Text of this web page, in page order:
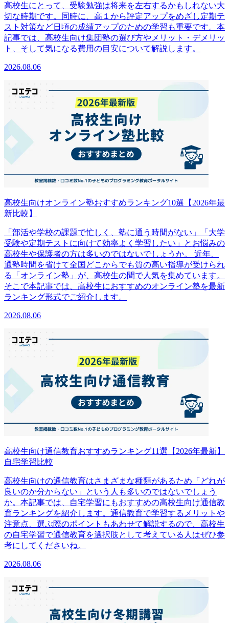
高校生にとって、受験勉強は将来を左右するかもしれない大
切な時期です。同時に、高１から評定アップをめざし定期テ
スト対策など日頃の成績アップのための学習も重要です。本
記事では、高校生向け集団塾の選び方やメリット・デメリッ
ト、そして気になる費用の目安について解説します。
2026.08.06
高校生向けオンライン塾おすすめランキング10選【2026年最
新比較】
「部活や学校の課題で忙しく、塾に通う時間がない」「大学
受験や定期テストに向けて効率よく学習したい」とお悩みの
高校生や保護者の方は多いのではないでしょうか。 近年、
通塾時間を省けて全国どこからでも質の高い指導が受けられ
る「オンライン塾」が、高校生の間で人気を集めています。
そこで本記事では、高校生におすすめのオンライン塾を最新
ランキング形式でご紹介します。
2026.08.06
高校生向け通信教育おすすめランキング11選【2026年最新】
自宅学習比較
高校生向けの通信教育はさまざまな種類があるため「どれが
良いのか分からない」という人も多いのではないでしょう
か。本記事では、自宅学習にもおすすめの高校生向け通信教
育ランキングを紹介します。通信教育で学習するメリットや
注意点、選ぶ際のポイントもあわせて解説するので、高校生
の自宅学習で通信教育を選択肢として考えている人はぜひ参
考にしてくださいね。
2026.08.06